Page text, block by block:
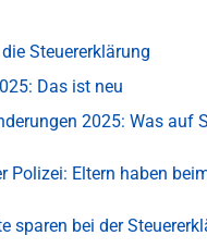
Steuererklärung
Das ist neu
2025: Was auf
Polizei: Eltern haben
sparen bei der